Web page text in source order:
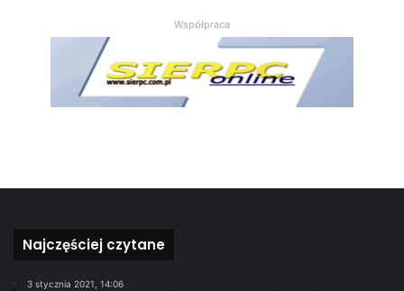
Współpraca
Najczęściej czytane
3 stycznia 2021, 14:06